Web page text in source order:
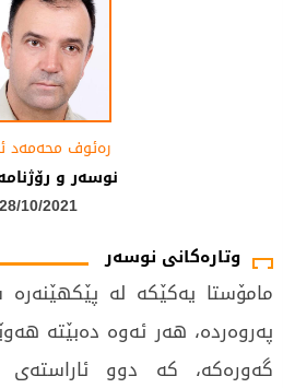
رەئوف محەمەد
نوسەر و
28/10/2021
وتارەکانی نوسەر
مامۆستا یەكێكە لە
پەروەردە، هەر ئەوە دەبێتە
گەورەكە، كە دوو